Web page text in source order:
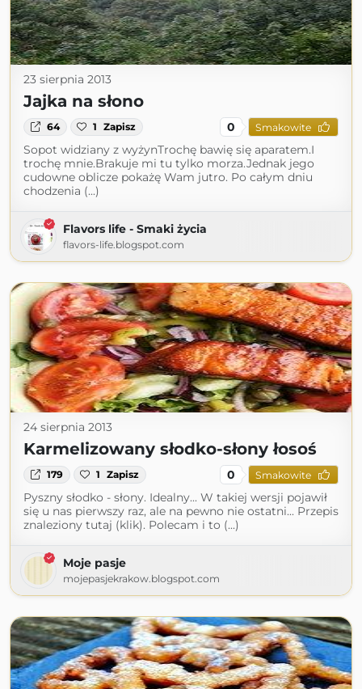
23 sierpnia 2013
Jajka na słono
64 1 Zapisz 0 Smakowite
Sopot widziany z wyżynTrochę bawię się aparatem.I
trochę mnie.Brakuje mi tu tylko morza.Jednak jego
cudowne oblicze pokażę Wam jutro. Po całym dniu
chodzenia (...)
Flavors life - Smaki życia
flavors-life.blogspot.com
24 sierpnia 2013
Karmelizowany słodko-słony łosoś
179 1 Zapisz 0 Smakowite
Pyszny słodko - słony. Idealny... W takiej wersji pojawił
się u nas pierwszy raz, ale na pewno nie ostatni... Przepis
znaleziony tutaj (klik). Polecam i to (...)
Moje pasje
mojepasjekrakow.blogspot.com